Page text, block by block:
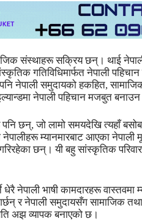
संस्थाहरू सक्रिय छन्। थाई
गतिविधिमार्फत नेपाली
नेपाली समुदायको हकहित,
नेपाली पहिचान मजबुत
पनि छन्, जो लामो समयदेखि त्यहाँ
म्यानमारबाट आएका नेपाली
गरिरहेका छन्। यी बहु सांस्कृतिक
नेपाली भाषी कामदारहरू वास्तवमा
र नेपाली समुदायसँग सामाजिक
अझ व्यापक बनाएको छ।